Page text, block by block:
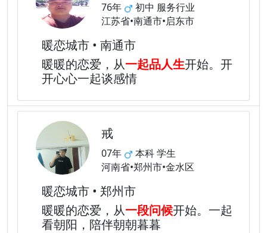
76年
初中 服务行业
江苏省•南通市•启东市
暖恋城市 • 南通市
暖暖的恋爱，从一起品人生开始。开
开心心一起谈感情
戒
07年
本科 学生
河南省•郑州市•金水区
暖恋城市 • 郑州市
暖暖的恋爱，从一段问候开始。一起
看朝阳，陪伴朝朝暮暮